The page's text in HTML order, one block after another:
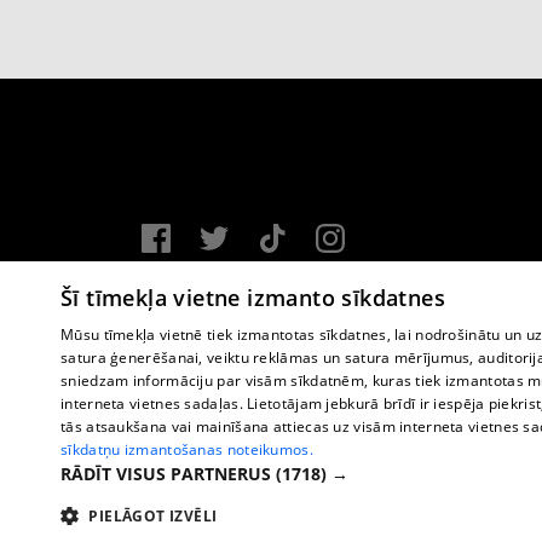
Vortal assistance service: e-mail -
Copyright © 2004-2026 SIA HELIO MEDIA.
All rights reserved.
Šī tīmekļa vietne izmanto sīkdatnes
Mūsu tīmekļa vietnē tiek izmantotas sīkdatnes, lai nodrošinātu un
satura ģenerēšanai, veiktu reklāmas un satura mērījumus,
sniedzam informāciju par visām sīkdatnēm, kuras tiek izmantotas
interneta vietnes sadaļas. Lietotājam jebkurā brīdī ir iespēja
tās atsaukšana vai mainīšana attiecas uz visām interneta vietnes
sīkdatņu izmantošanas noteikumos.
RĀDĪT VISUS PARTNERUS (1718) →
PIELĀGOT IZVĒLI